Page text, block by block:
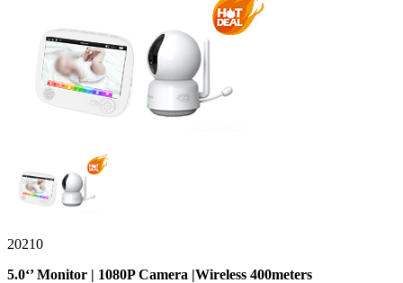
20210
5.0‘’ Monitor | 1080P Camera |Wireless 400meters